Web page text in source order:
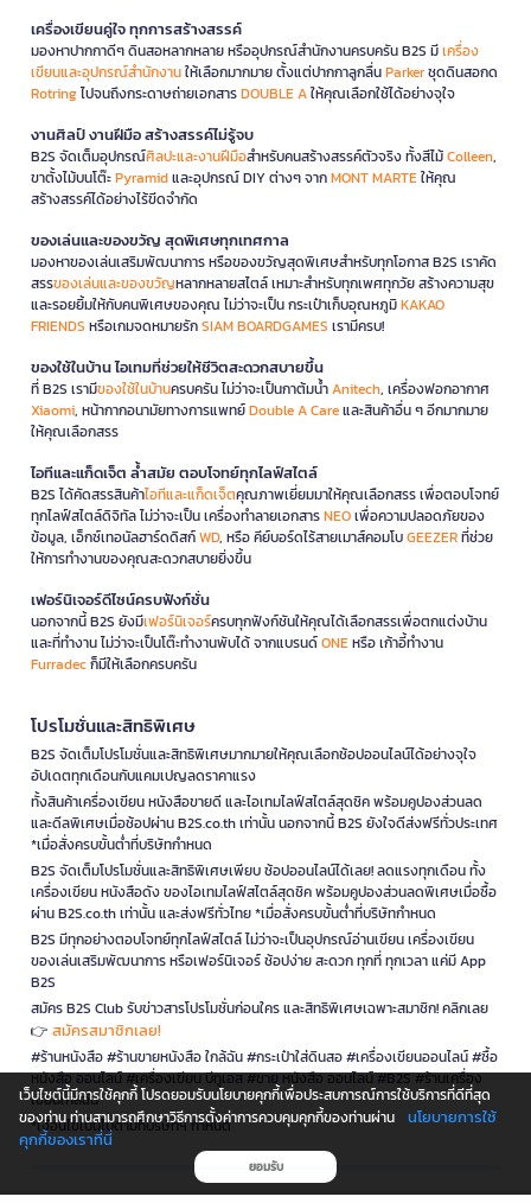
เครื่องเขียนคู่ใจ ทุกการสร้างสรรค์
มองหาปากกาดีๆ ดินสอหลากหลาย หรืออุปกรณ์สำนักงานครบครัน B2S มีเครื่อง
เขียนและอุปกรณ์สำนักงานให้เลือกมากมาย ตั้งแต่ปากกาลูกลื่นParkerชุดดินสอกด
Rotringไปจนถึงกระดาษถ่ายเอกสารDOUBLE Aให้คุณเลือกใช้ได้อย่างจุใจ
งานศิลป์ งานฝีมือ สร้างสรรค์ไม่รู้จบ
B2S จัดเต็มอุปกรณ์ศิลปะและงานฝีมือสำหรับคนสร้างสรรค์ตัวจริง ทั้งสีไม้Colleen,
ขาตั้งไม้บนโต๊ะPyramidและอุปกรณ์ DIY ต่างๆ จากMONT MARTEให้คุณ
สร้างสรรค์ได้อย่างไร้ขีดจำกัด
ของเล่นและของขวัญ สุดพิเศษทุกเทศกาล
มองหาของเล่นเสริมพัฒนาการ หรือของขวัญสุดพิเศษสำหรับทุกโอกาส B2S เราคัด
สรรของเล่นและของขวัญหลากหลายสไตล์ เหมาะสำหรับทุกเพศทุกวัย สร้างความสุข
และรอยยิ้มให้กับคนพิเศษของคุณ ไม่ว่าจะเป็น กระเป๋าเก็บอุณหภูมิKAKAO
FRIENDS หรือเกมจดหมายรักSIAM BOARDGAMES เรามีครบ!
ของใช้ในบ้าน ไอเทมที่ช่วยให้ชีวิตสะดวกสบายขึ้น
ที่ B2S เรามีของใช้ในบ้านครบครัน ไม่ว่าจะเป็นกาต้มน้ำAnitech, เครื่องฟอกอากาศ
Xiaomi, หน้ากากอนามัยทางการแพทย์Double A Careและสินค้าอื่น ๆ อีกมากมาย
ให้คุณเลือกสรร
ไอทีและแก็ดเจ็ต ล้ำสมัย ตอบโจทย์ทุกไลฟ์สไตล์
B2S ได้คัดสรรสินค้าไอทีและแก็ดเจ็ตคุณภาพเยี่ยมมาให้คุณเลือกสรร เพื่อตอบโจทย์
ทุกไลฟ์สไตล์ดิจิทัล ไม่ว่าจะเป็น เครื่องทำลายเอกสารNEOเพื่อความปลอดภัยของ
ข้อมูล, เอ็กซ์เทอนัลฮาร์ดดิสก์WD, หรือ คีย์บอร์ดไร้สายเมาส์คอมโบGEEZERที่ช่วย
ให้การทำงานของคุณสะดวกสบายยิ่งขึ้น
เฟอร์นิเจอร์ดีไซน์ครบฟังก์ชั่น
นอกจากนี้ B2S ยังมีเฟอร์นิเจอร์ครบทุกฟังก์ชันให้คุณได้เลือกสรรเพื่อตกแต่งบ้าน
และที่ทำงาน ไม่ว่าจะเป็นโต๊ะทำงานพับได้ จากแบรนด์ONEหรือ เก้าอี้ทำงาน
Furradecก็มีให้เลือกครบครัน
โปรโมชั่นและสิทธิพิเศษ
B2S จัดเต็มโปรโมชั่นและสิทธิพิเศษมากมายให้คุณเลือกช้อปออนไลน์ได้อย่างจุใจ
อัปเดตทุกเดือนกับแคมเปญลดราคาแรง
ทั้งสินค้าเครื่องเขียน หนังสือขายดี และไอเทมไลฟ์สไตล์สุดชิค พร้อมคูปองส่วนลด
และดีลพิเศษเมื่อช้อปผ่าน B2S.co.th เท่านั้น นอกจากนี้ B2S ยังใจดีส่งฟรีทั่วประเทศ
*เมื่อสั่งครบขั้นต่ำที่บริษัทกำหนด
B2S จัดเต็มโปรโมชั่นและสิทธิพิเศษเพียบ ช้อปออนไลน์ได้เลย! ลดแรงทุกเดือน ทั้ง
เครื่องเขียน หนังสือดัง ของไอเทมไลฟ์สไตล์สุดชิค พร้อมคูปองส่วนลดพิเศษเมื่อซื้อ
ผ่าน B2S.co.th เท่านั้น และส่งฟรีทั่วไทย *เมื่อสั่งครบขั้นต่ำที่บริษัทกำหนด
B2S มีทุกอย่างตอบโจทย์ทุกไลฟ์สไตล์ ไม่ว่าจะเป็นอุปกรณ์อ่านเขียน เครื่องเขียน
ของเล่นเสริมพัฒนาการ หรือเฟอร์นิเจอร์ ช้อปง่าย สะดวก ทุกที่ ทุกเวลา แค่มี App
B2S
สมัคร B2S Club รับข่าวสารโปรโมชั่นก่อนใคร และสิทธิพิเศษเฉพาะสมาชิก! คลิกเลย
👉 สมัครสมาชิกเลย!
#ร้านหนังสือ #ร้านขายหนังสือ ใกล้ฉัน #กระเป๋าใส่ดินสอ #เครื่องเขียนออนไลน์ #ซื้อ
หนังสือ ออนไลน์ #เครื่องเขียน บีทูเอส #ขาย หนังสือ ออนไลน์ #B2S #ร้านเครื่อง
เขียนใกล้ฉัน
*เงื่อนไขเป็นไปตามที่บริษัทฯ กำหนด
เว็บไซต์นี้มีการใช้คุกกี้ โปรดยอมรับนโยบายคุกกี้เพื่อประสบการณ์การใช้บริการที่ดีที่สุด
ของท่าน ท่านสามารถศึกษาวิธีการตั้งค่าการควบคุมคุกกี้ของท่านผ่าน
นโยบายการใช้
คุกกี้ของเราที่นี่
ยอมรับ